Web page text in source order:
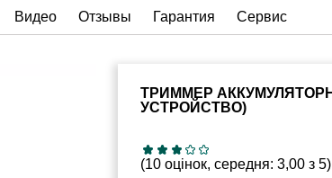
Видео Отзывы Гарантия Сервис
ТРИММЕР
УСТРОЙСТВО)
(10 оцінок, середня: 3,00 з 5)